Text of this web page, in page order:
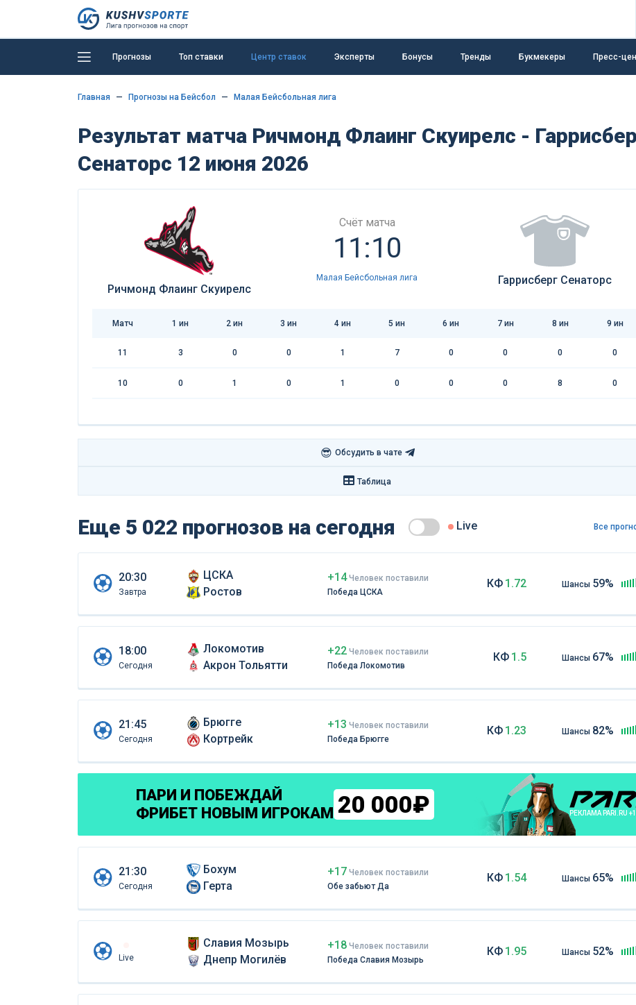
Прогнозы Топ ставки Центр ставок Эксперты Бонусы Тренды Букмекеры Пресс-
Главная Прогнозы на Бейсбол Малая Бейсбольная лига
Результат матча Ричмонд Флаинг Скуирелс -
Сенаторс 12 июня 2026
Ричмонд Флаинг Скуирелс
Счёт матча
11:10
Малая Бейсбольная лига Гаррисберг Сенаторс
Матч 1 ин 2 ин 3 ин 4 ин 5 ин 6 ин 7 ин 8 ин 9 ин
11 3 0 0 1 7 0 0 0 0
10 0 1 0 1 0 0 0 8 0
😎 Обсудить в чате
Таблица
Еще 5 022 прогнозов на сегодня Live Все
20:30
Завтра
ЦСКА
Ростов
+14 Человек поставили
Победа ЦСКА
КФ 1.72 Шансы 59%
18:00
Сегодня
Локомотив
Акрон Тольятти
+22 Человек поставили
Победа Локомотив
КФ 1.5 Шансы 67%
21:45
Сегодня
Брюгге
Кортрейк
+13 Человек поставили
Победа Брюгге
КФ 1.23 Шансы 82%
ПАРИ И ПОБЕЖДАЙ
ФРИБЕТ НОВЫМ ИГРОКАМ 20 000₽ РЕКЛАМА PARI.RU
21:30
Сегодня
Бохум
Герта
+17 Человек поставили
Обе забьют Да
КФ 1.54 Шансы 65%
Live
Славия Мозырь
Днепр Могилёв
+18 Человек поставили
Победа Славия Мозырь
КФ 1.95 Шансы 52%